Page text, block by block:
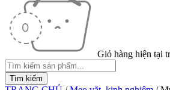
Giỏ hàng hiện tại